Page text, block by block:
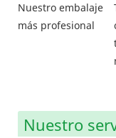
Nuestro embalaje
más profesional
Nuestro